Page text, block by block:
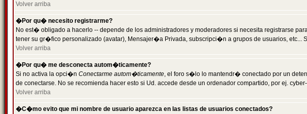
Volver arriba
�Por qu� necesito registrarme?
No est� obligado a hacerlo -- depende de los administradores y moderadores si necesita registrarse
tener su gr�fico personalizado (avatar), Mensajer�a Privada, subscripci�n a grupos de usuarios,
Volver arriba
�Por qu� me desconecta autom�ticamente?
Si no activa la opci�n Conectarme autom�ticamente, el foro s�lo lo mantendr� conectado por un
de conectarse. No se recomienda hacer esto si Ud. accede desde un ordenador compartido, por ej.
Volver arriba
�C�mo evito que mi nombre de usuario aparezca en las listas de usuarios conectados?